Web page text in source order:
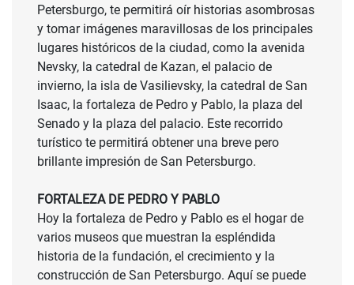
Petersburgo, te permitirá oír historias asombrosas
y tomar imágenes maravillosas de los principales
lugares históricos de la ciudad, como la avenida
Nevsky, la catedral de Kazan, el palacio de
invierno, la isla de Vasilievsky, la catedral de San
Isaac, la fortaleza de Pedro y Pablo, la plaza del
Senado y la plaza del palacio. Este recorrido
turístico te permitirá obtener una breve pero
brillante impresión de San Petersburgo.
FORTALEZA DE PEDRO Y PABLO
Hoy la fortaleza de Pedro y Pablo es el hogar de
varios museos que muestran la espléndida
historia de la fundación, el crecimiento y la
construcción de San Petersburgo. Aquí se puede